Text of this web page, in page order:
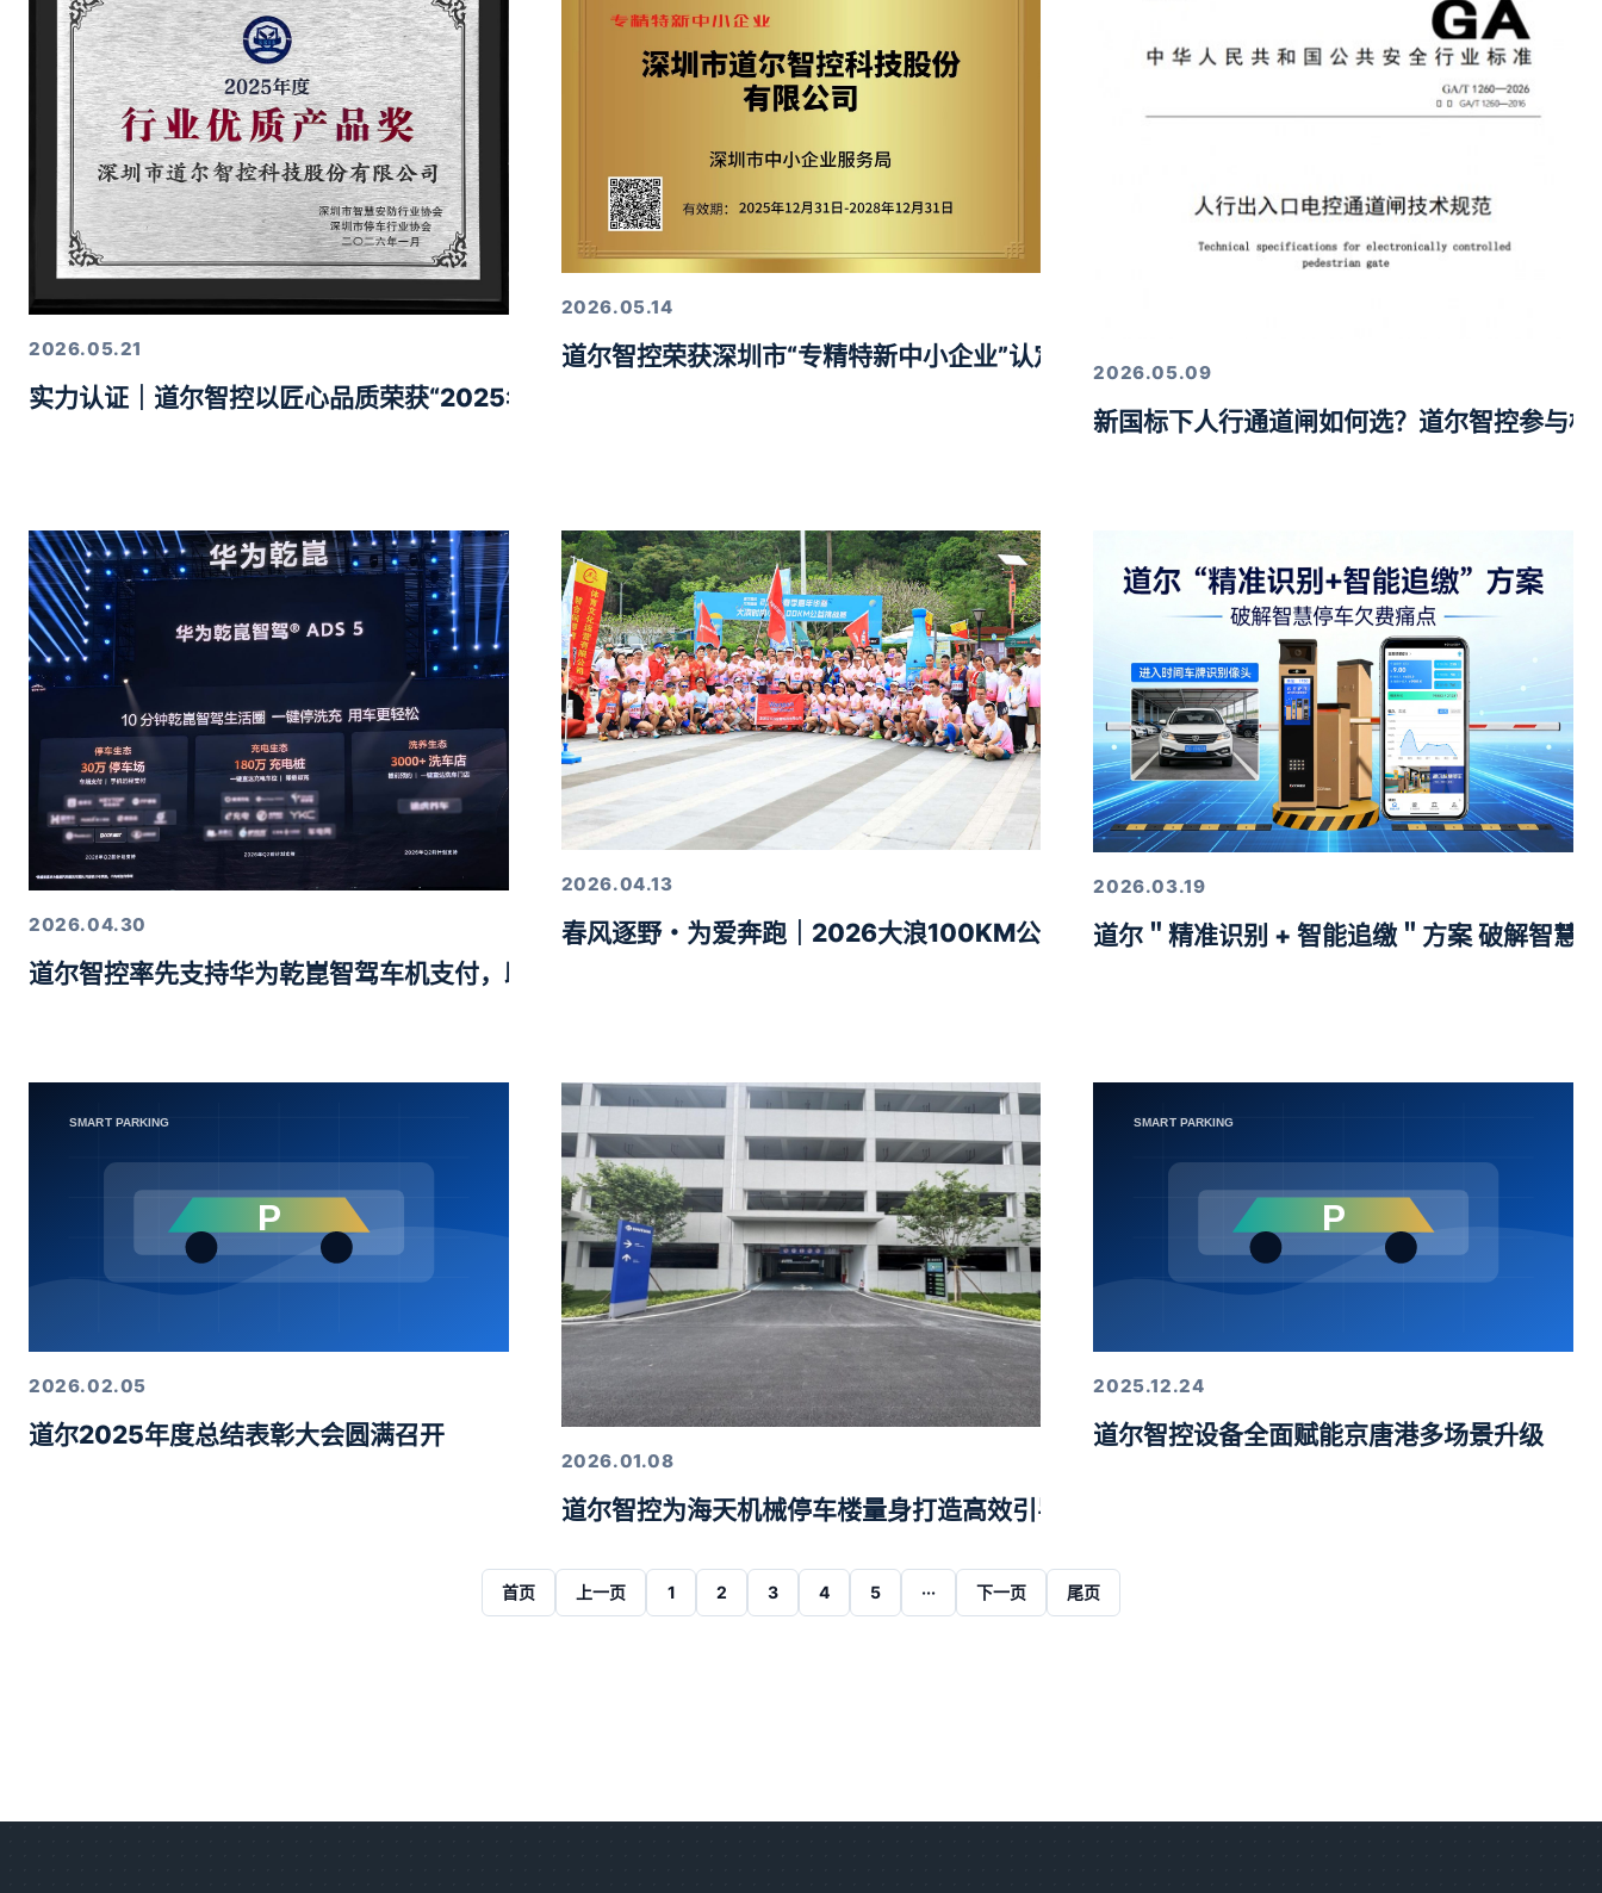
2026.05.21
实力认证｜道尔智控以匠心品质荣获“2025年度行业优质产品奖”
2026.05.14
道尔智控荣获深圳市“专精特新中小企业”认定，以硬核技术筑牢行业标杆
2026.05.09
新国标下人行通道闸如何选？道尔智控参与
2026.04.30
道尔智控率先支持华为乾崑智驾车机支付，助力10分钟智驾生活圈落地
2026.04.13
春风逐野・为爱奔跑｜2026大浪100KM公益挑战赛圆满举行
2026.03.19
道尔＂精准识别 + 智能追缴＂方案 破解智慧
2026.02.05
道尔2025年度总结表彰大会圆满召开
2026.01.08
道尔智控为海天机械停车楼量身打造高效引导解决方案
2025.12.24
道尔智控设备全面赋能京唐港多场景升级
首页 上一页 1 2 3 4 5 ··· 下一页 尾页